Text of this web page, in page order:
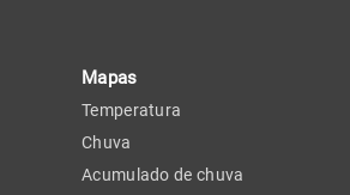
Mapas
Temperatura
Chuva
Acumulado de chuva